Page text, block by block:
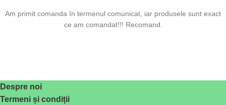
Am primit comanda în termenul comunicat, iar produsele sunt exact
ce am comandat!!! Recomand.
Despre noi
Termeni și condiții